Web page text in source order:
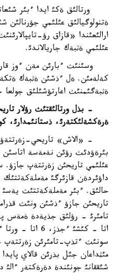
ورتالئق ةكئ ايدا ءبئر
ةتنولوگيالئق عئلئمي
عئلئمي ةثبةك جاريالاندئ.
وسئنئث ءبارئن مةن ءوز
كةلةمئن. ةل ءذشئن ةثبةك
ةثبةگئمنئث اعارتؤشئلئق جولعا
- بذل ورتالئقتئث رؤلار
ةرةكشةلئكتةرئ، ذستانئمدارئ،
- «الاش» تاريحي-زةرتتةؤ
بئرةؤدئث رؤئن نةمةسة اتاسئن
عئلئمي تاريحئن زةرتتةپ جازؤ.
داؤئردةن قازئرگئ
حالئق. ءبئر مةملةكةتتئث يةسئ
تاريحئن جازؤ ءذشئن ونئث
سونئث ءتذپ-تامئرئن زةرتتةپ
مئثداعان جئل بذرئن قالاي پايدا
شئققانئ جونئندة دةرةكتةر ءالئ